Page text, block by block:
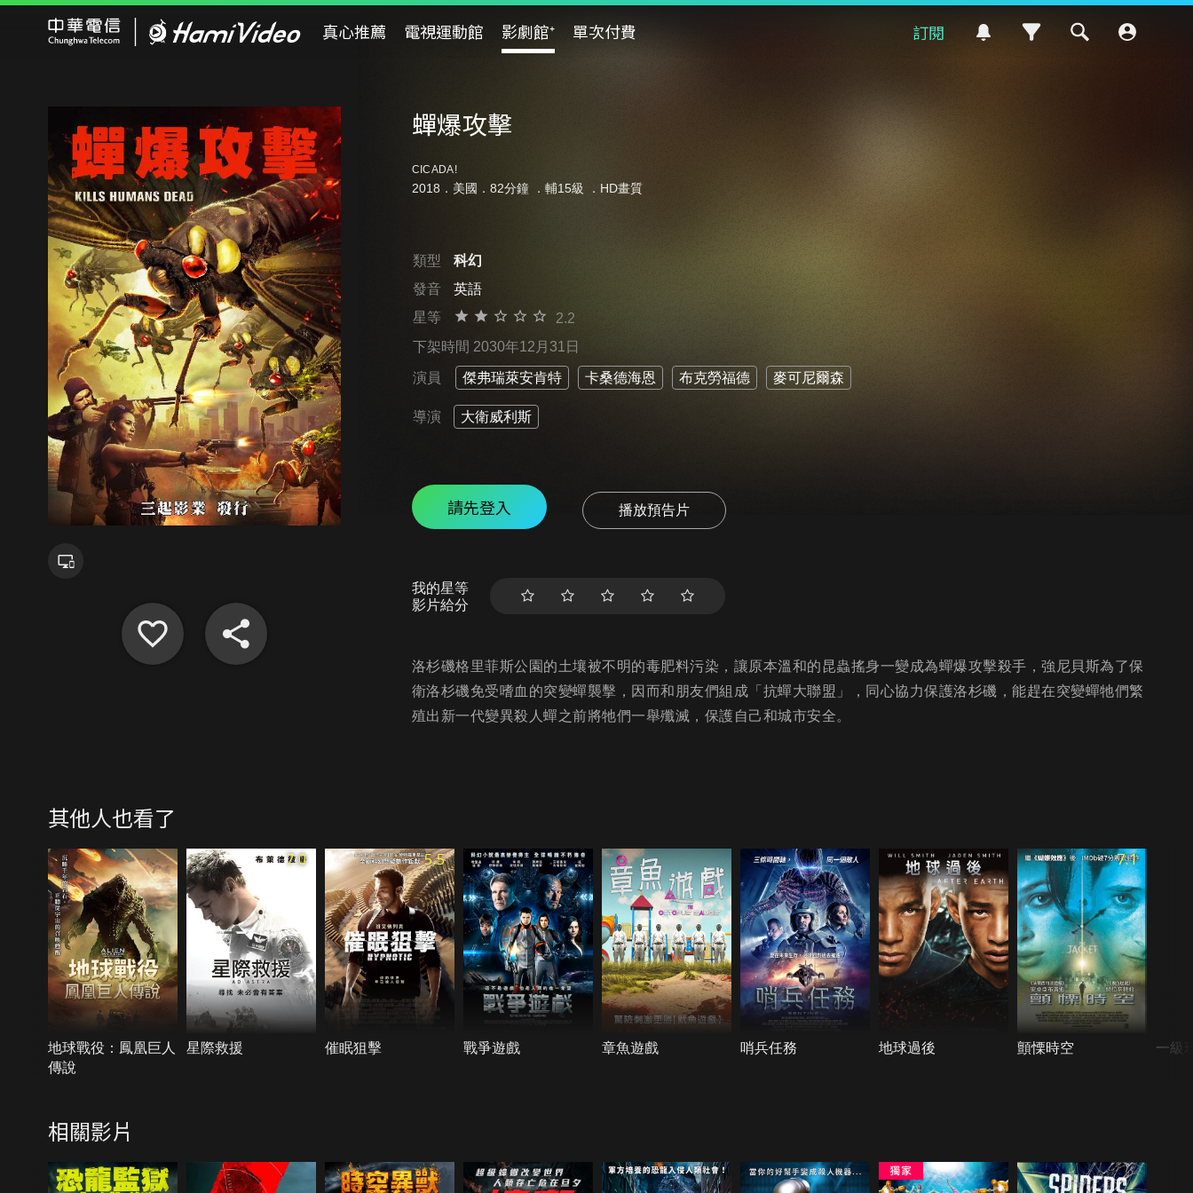
真心推薦 電視運動館 影劇館⁺ 單次付費 訂閱
蟬爆攻擊
CICADA!
2018．美國．82分鐘 ． 輔15級 ．HD畫質
類型
科幻
發音
英語
星等
2.2
下架時間 2030年12月31日
演員 傑弗瑞萊安肯特 卡桑德海恩 布克勞福德 麥可尼爾森
導演 大衛威利斯
請先登入 播放預告片
我的星等
影片給分
洛杉磯格里菲斯公園的土壤被不明的毒肥料污染，讓原本溫和的昆蟲搖身一變成為蟬爆攻擊殺手，強尼貝斯為了保
衛洛杉磯免受嗜血的突變蟬襲擊，因而和朋友們組成「抗蟬大聯盟」，同心協力保護洛杉磯，能趕在突變蟬牠們繁
殖出新一代變異殺人蟬之前將牠們一舉殲滅，保護自己和城市安全。
其他人也看了
地球戰役：鳳凰巨人
傳說
7.0
星際救援
5.5
催眠狙擊 戰爭遊戲 章魚遊戲 哨兵任務 地球過後
7.1
顫慄時空 一級
相關影片